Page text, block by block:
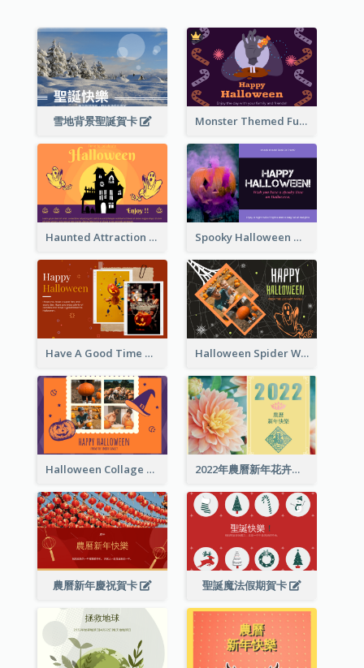
雪地背景聖誕賀卡 Monster Themed Fun Halloween Greeting Card
Haunted Attraction Themed Halloween Card Spooky Halloween Greeting Card
Have A Good Time This Halloween Greeting Card Halloween Spider Web Greeting Card
Halloween Collage Greeting Card 2022年農曆新年花卉照片賀卡
農曆新年慶祝賀卡 聖誕魔法假期賀卡